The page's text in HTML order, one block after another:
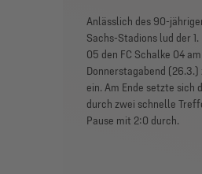
Anlässlich des 90-
Sachs-Stadions lud der
05 den FC Schalke 04 am
Donnerstagabend (26.3.)
ein. Am Ende setzte sich
durch zwei schnelle
Pause mit 2:0 durch.